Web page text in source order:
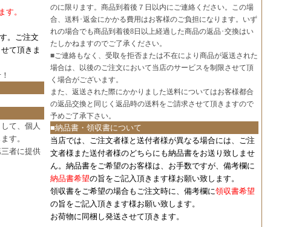
す。
。ご注文
て頂きま
て、個人
す。
者に提供
のに限ります。商品到着後７日以内にご連絡ください。この場
合、送料･返金にかかる費用はお客様のご負担になります。いず
れの場合でも商品到着後8日以上経過した商品の返品･交換はい
たしかねますのでご了承ください。
■ご連絡もなく、受取を拒否または不在により商品が返送された
場合は、以後のご注文において当店のサービスを制限させて頂
く場合がございます。
また、返送された際にかかりました送料についてはお客様都合
の返品交換と同じく返品時の送料をご請求させて頂きますので
予めご了承下さい。
■納品書・領収書について
当店では、ご注文者様と送付者様が異なる場合には、 ご注
文者様また送付者様のどちらにも納品書をお送り致しませ
ん。納品書をご希望のお客様は、お手数ですが、備考欄に
納品書希望の旨をご記入頂きます様お願い致します。
領収書をご希望の場合もご注文時に、備考欄に領収書希望
の旨をご記入頂きます様お願い致します。
お荷物に同梱し発送させて頂きます。